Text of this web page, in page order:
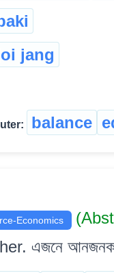
jang
balance
Economics
এজনে আনজনক